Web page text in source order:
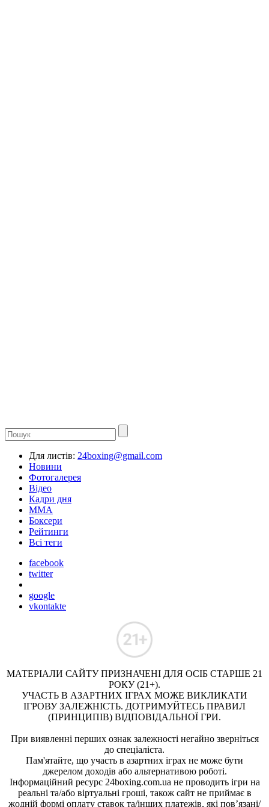
Для листів: 24boxing@gmail.com
Новини
Фотогалерея
Відео
Кадри дня
ММА
Боксери
Рейтинги
Всі теги
facebook
twitter
google
vkontakte
МАТЕРІАЛИ САЙТУ ПРИЗНАЧЕНІ ДЛЯ ОСІБ СТАРШЕ 21
РОКУ (21+).
УЧАСТЬ В АЗАРТНИХ ІГРАХ МОЖЕ ВИКЛИКАТИ
ІГРОВУ ЗАЛЕЖНІСТЬ. ДОТРИМУЙТЕСЬ ПРАВИЛ
(ПРИНЦИПІВ) ВІДПОВІДАЛЬНОЇ ГРИ.
При виявленні перших ознак залежності негайно зверніться
до спеціаліста.
Пам'ятайте, що участь в азартних іграх не може бути
джерелом доходів або альтернативою роботі.
Інформаційний ресурс 24boxing.com.ua не проводить ігри на
реальні та/або віртуальні гроші, також сайт не приймає в
жодній формі оплату ставок та/інших платежів, які пов’язані/